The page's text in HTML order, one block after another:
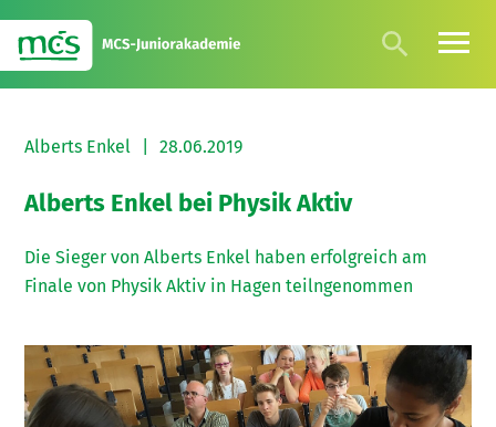
Alberts Enkel 28.06.2019
Alberts Enkel bei Physik Aktiv
Die Sieger von Alberts Enkel haben erfolgreich am
Finale von Physik Aktiv in Hagen teilngenommen